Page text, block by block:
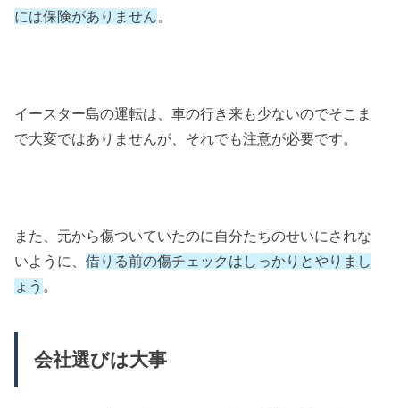
には保険がありません。
イースター島の運転は、車の行き来も少ないのでそこま
で大変ではありませんが、それでも注意が必要です。
また、元から傷ついていたのに自分たちのせいにされな
いように、借りる前の傷チェックはしっかりとやりまし
ょう
会社選びは大事